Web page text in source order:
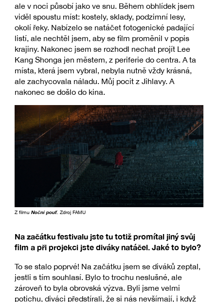
ale v noci působí jako ve snu. Během obhlídek jsem
viděl spoustu míst: kostely, sklady, podzimní lesy,
okolí řeky. Nabízelo se natáčet fotogenické padající
listí, ale nechtěl jsem, aby se film proměnil v popis
krajiny. Nakonec jsem se rozhodl nechat projít Lee
Kang Shonga jen městem, z periferie do centra. A ta
místa, která jsem vybral, nebyla nutně vždy krásná,
ale zachycovala náladu. Můj pocit z Jihlavy. A
nakonec se došlo do kina.
Z filmu Noční pouť. Zdroj FAMU
Na začátku festivalu jste tu totiž promítal jiný svůj
film a při projekci jste diváky natáčel. Jaké to bylo?
To se stalo poprvé! Na začátku jsem se diváků zeptal,
jestli s tím souhlasí. Bylo to trochu neslušné, ale
zároveň to byla obrovská výzva. Byli jsme velmi
potichu, diváci předstírali, že si nás nevšímají, i když